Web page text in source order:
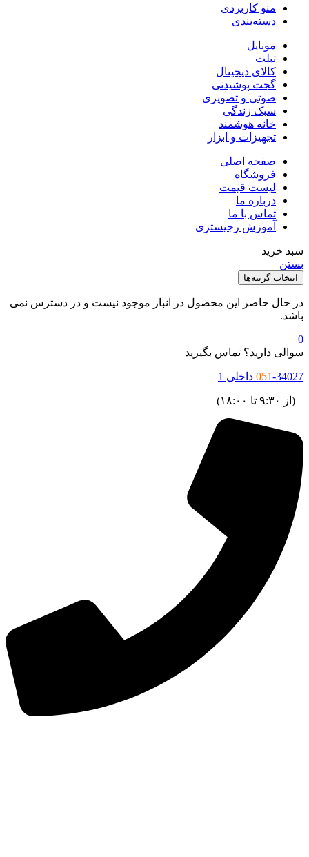
منو کاربردی
دسته‌بندی
موبایل
تبلت
کالای دیجیتال
گجت پوشیدنی
صوتی و تصویری
سبک زندگی
خانه هوشمند
تجهیزات و ابزار
صفحه اصلی
فروشگاه
لیست قیمت
درباره ما
تماس با ما
آموزش رجیستری
خرید
انتخاب گزینه‌ها
حال حاضر این محصول در انبار موجود نیست و در دسترس نمی
دارید؟ تماس بگیرید
051داخلی 1
۹:۳۰ تا ۱۸:۰۰)